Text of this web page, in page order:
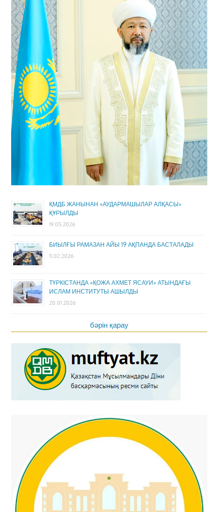
ҚМДБ ЖАНЫНАН «АУДАРМАШЫЛАР АЛҚАСЫ»
ҚҰРЫЛДЫ
19.05.2026
БИЫЛҒЫ РАМАЗАН АЙЫ 19 АҚПАНДА БАСТАЛАДЫ
11.02.2026
ТҮРКІСТАНДА «ҚОЖА АХМЕТ ЯСАУИ» АТЫНДАҒЫ
ИСЛАМ ИНСТИТУТЫ АШЫЛДЫ
20.01.2026
бәрін қарау